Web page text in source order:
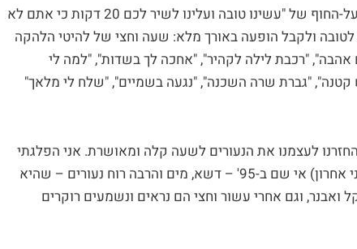
ואם חשבתם כמונו שנכונה לנו הופעת קיץ-על-החוף של "עשינו טובה ועלינו לשיר לכם 20 דקות כי אתם לא
ולקבל הופעה באורך מלא: שעה וחצי של להיטי הלהקה
אהבה", "רכבת לילה לקהיר", "אחכה לך בשדות", "למה לי
קטנה", "גברת שרה השכנה", "נגעה בשמיים", "שלח לי מלאך"
לעצמנו את הנעורים לשעה קלה ומאושרת. אני הפלגתי
בזכרוני למופע הפרידה בצמח (המופע הלפני אחרון) אי שם ב-95' – דשא, מים והרבה רוח נעורים – שהיא
ואבנר, וגם אחרי עשור וחצי הם נראים ונשמעים רוקרים